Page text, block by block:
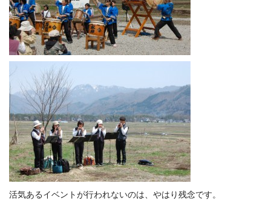
活気あるイベントが行われないのは、やはり残念です。